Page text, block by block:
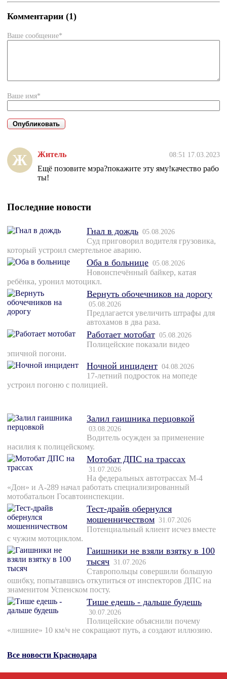
Комментарии (1)
Ваше сообщение*
Ваше имя*
Ж Житель 08:51 17.03.2023
Ещё позовите мэра?покажите эту яму!качество рабо
ты!
Последние новости
Гнал в дождь 05.08.2026
Суд приговорил водителя грузовика,
который устроил смертельное аварию.
Оба в больнице 05.08.2026
Новоиспечённый байкер, катая
ребёнка, уронил мотоцикл.
Вернуть обочечников на дорогу
05.08.2026
Предлагается увеличить штрафы для
автохамов в два раза.
Работает мотобат 05.08.2026
Полицейские показали видео
эпичной погони.
Ночной инцидент 04.08.2026
17-летний подросток на мопеде
устроил погоню с полицией.
Залил гаишника перцовкой
03.08.2026
Водитель осужден за применение
насилия к полицейскому.
Мотобат ДПС на трассах
31.07.2026
На федеральных автотрассах М-4
«Дон» и А-289 начал работать специализированный
мотобатальон Госавтоинспекции.
Тест-драйв обернулся
мошенничеством 31.07.2026
Потенциальный клиент исчез вместе
с чужим мотоциклом.
Гаишники не взяли взятку в 100
тысяч 31.07.2026
Ставропольцы совершили большую
ошибку, попытавшись откупиться от инспекторов ДПС на
знаменитом Успенском посту.
Тише едешь - дальше будешь
30.07.2026
Полицейские объяснили почему
«лишние» 10 км/ч не сокращают путь, а создают иллюзию.
Все новости Краснодара